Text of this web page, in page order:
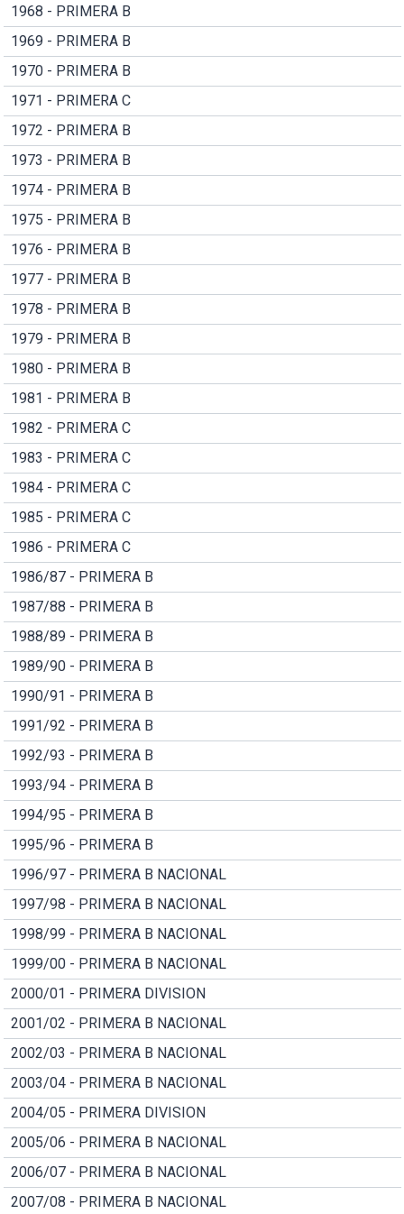
1968 - PRIMERA B
1969 - PRIMERA B
1970 - PRIMERA B
1971 - PRIMERA C
1972 - PRIMERA B
1973 - PRIMERA B
1974 - PRIMERA B
1975 - PRIMERA B
1976 - PRIMERA B
1977 - PRIMERA B
1978 - PRIMERA B
1979 - PRIMERA B
1980 - PRIMERA B
1981 - PRIMERA B
1982 - PRIMERA C
1983 - PRIMERA C
1984 - PRIMERA C
1985 - PRIMERA C
1986 - PRIMERA C
1986/87 - PRIMERA B
1987/88 - PRIMERA B
1988/89 - PRIMERA B
1989/90 - PRIMERA B
1990/91 - PRIMERA B
1991/92 - PRIMERA B
1992/93 - PRIMERA B
1993/94 - PRIMERA B
1994/95 - PRIMERA B
1995/96 - PRIMERA B
1996/97 - PRIMERA B NACIONAL
1997/98 - PRIMERA B NACIONAL
1998/99 - PRIMERA B NACIONAL
1999/00 - PRIMERA B NACIONAL
2000/01 - PRIMERA DIVISION
2001/02 - PRIMERA B NACIONAL
2002/03 - PRIMERA B NACIONAL
2003/04 - PRIMERA B NACIONAL
2004/05 - PRIMERA DIVISION
2005/06 - PRIMERA B NACIONAL
2006/07 - PRIMERA B NACIONAL
2007/08 - PRIMERA B NACIONAL